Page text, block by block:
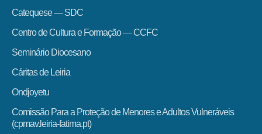
Catequese — SDC
Centro de Cultura e Formação — CCFC
Seminário Diocesano
Cáritas de Leiria
Ondjoyetu
Comissão Para a Proteção de Menores e Adultos Vulneráveis
(cpmav.leiria-fatima.pt)